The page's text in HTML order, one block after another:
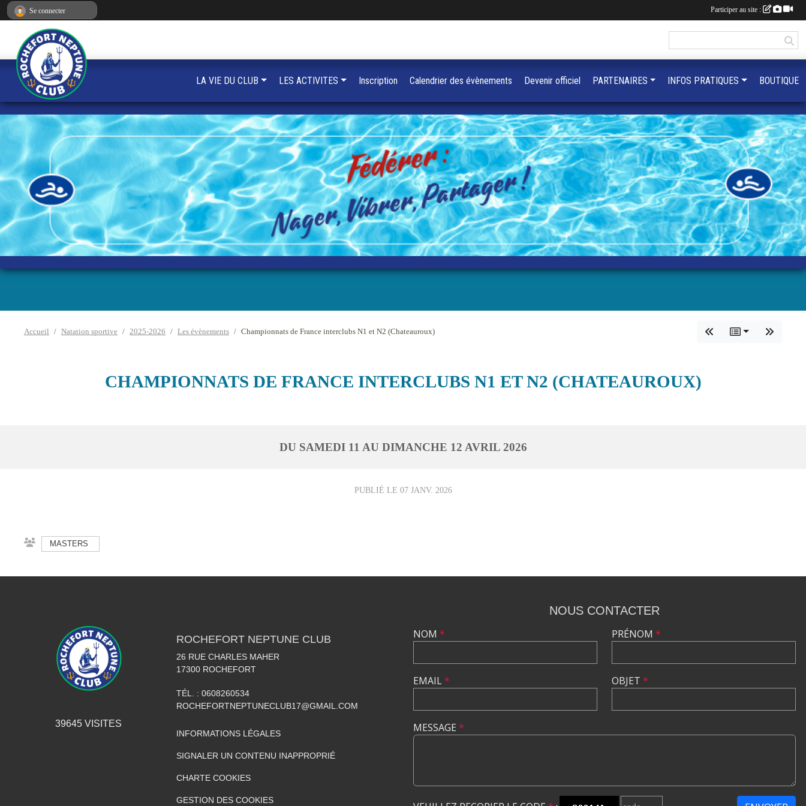
Accueil Natation sportive 2025-2026 Les évènements Championnats de France interclubs N1 et N2 (Chateauroux)
CHAMPIONNATS DE FRANCE INTERCLUBS N1 ET N2 (CHATEAUROUX)
DU SAMEDI 11 AU DIMANCHE 12 AVRIL 2026
PUBLIÉ LE 07 JANV. 2026
MASTERS
LA VIE DU CLUB LES ACTIVITES Inscription Calendrier des évènements Devenir officiel PARTENAIRES INFOS PRATIQUES BOUTIQUE
39645VISITES
ROCHEFORT NEPTUNE CLUB
26 RUE CHARLES MAHER
17300 ROCHEFORT
TÉL. : 0608260534
ROCHEFORTNEPTUNECLUB17@GMAIL.COM
INFORMATIONS LÉGALES
SIGNALER UN CONTENU INAPPROPRIÉ
CHARTE COOKIES
GESTION DES COOKIES
NOUS CONTACTER
NOM *
EMAIL*
PRÉNOM *
OBJET *
MESSAGE *
Se connecter Participer au site :
Panneau de gestion des cookies